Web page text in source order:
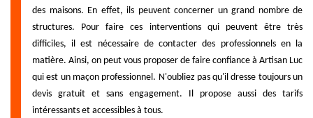
des maisons. En effet, ils peuvent concerner un grand nombre de
structures. Pour faire ces interventions qui peuvent être très
difficiles, il est nécessaire de contacter des professionnels en la
matière. Ainsi, on peut vous proposer de faire confiance à Artisan Luc
qui est un maçon professionnel. N'oubliez pas qu'il dresse toujours un
devis gratuit et sans engagement. Il propose aussi des tarifs
intéressants et accessibles à tous.